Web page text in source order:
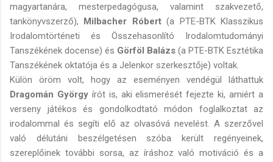
magyartanára, mesterpedagógusa, valamint szakvezető,
tankönyvszerző), Milbacher Róbert(a PTE-BTK Klasszikus
Irodalomtörténeti és Összehasonlító Irodalomtudományi
Tanszékének docense) és Görföl Balázs (a PTE-BTK Esztétika
Tanszékének oktatója és a Jelenkor szerkesztője) voltak.
Külön öröm volt, hogy az eseményen vendégül láthattuk
Dragomán Györgyírót is, aki elismerését fejezte ki, amiért a
verseny játékos és gondolkodtató módon foglalkoztat az
irodalommal és segíti elő az olvasóvá nevelést. A szerzővel
való délutáni beszélgetésen szóba került regényeinek,
szereplőinek további sorsa, az íráshoz való motiváció és a